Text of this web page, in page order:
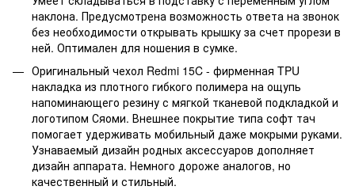
наклона. Предусмотрена возможность ответа на звонок
без необходимости открывать крышку за счет прорези в
ней. Оптимален для ношения в сумке.
Оригинальный чехол Redmi 15C - фирменная TPU
накладка из плотного гибкого полимера на ощупь
напоминающего резину с мягкой тканевой подкладкой и
логотипом Сяоми. Внешнее покрытие типа софт тач
помогает удерживать мобильный даже мокрыми руками.
Узнаваемый дизайн родных аксессуаров дополняет
дизайн аппарата. Немного дороже аналогов, но
качественный и стильный.